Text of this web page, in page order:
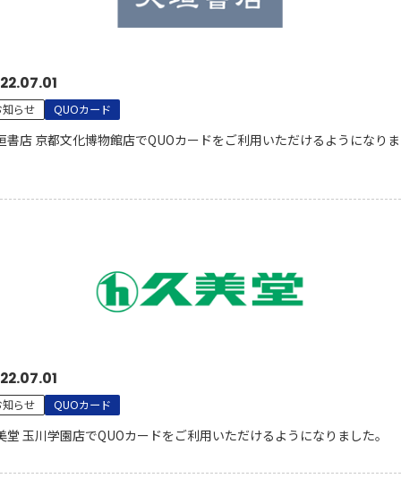
知らせ QUOカード
書店 京都文化博物館店でQUOカードをご利用いただけるようになり
知らせ QUOカード
堂 玉川学園店でQUOカードをご利用いただけるようになりました。